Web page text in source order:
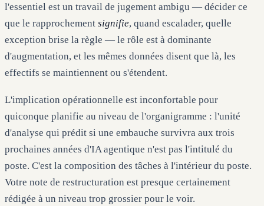
l'essentiel est un travail de jugement ambigu — décider ce
que le rapprochement signifie, quand escalader, quelle
exception brise la règle — le rôle est à dominante
d'augmentation, et les mêmes données disent que là, les
effectifs se maintiennent ou s'étendent.
L'implication opérationnelle est inconfortable pour
quiconque planifie au niveau de l'organigramme : l'unité
d'analyse qui prédit si une embauche survivra aux trois
prochaines années d'IA agentique n'est pas l'intitulé du
poste. C'est la composition des tâches à l'intérieur du poste.
Votre note de restructuration est presque certainement
rédigée à un niveau trop grossier pour le voir.